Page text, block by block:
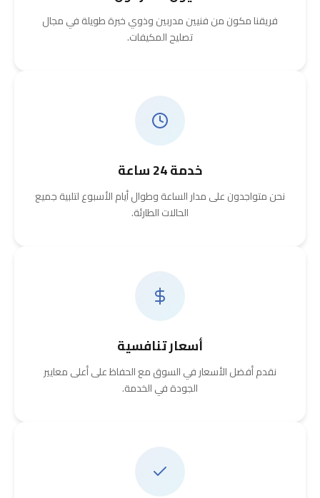
فريقنا مكون من فنيين مدربين وذوي خبرة طويلة في مجال
تصليح المكيفات.
خدمة 24 ساعة
نحن متواجدون على مدار الساعة وطوال أيام الأسبوع لتلبية جميع
الحالات الطارئة.
أسعار تنافسية
نقدم أفضل الأسعار في السوق مع الحفاظ على أعلى معايير
الجودة في الخدمة.